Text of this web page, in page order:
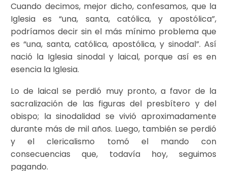
Cuando decimos, mejor dicho, confesamos, que la
Iglesia es “una, santa, católica, y apostólica”,
podríamos decir sin el más mínimo problema que
es “una, santa, católica, apostólica, y sinodal”. Así
nació la Iglesia sinodal y laical, porque así es en
esencia la Iglesia.
Lo de laical se perdió muy pronto, a favor de la
sacralización de las figuras del presbítero y del
obispo; la sinodalidad se vivió aproximadamente
durante más de mil años. Luego, también se perdió
y el clericalismo tomó el mando con
consecuencias que, todavía hoy, seguimos
pagando.